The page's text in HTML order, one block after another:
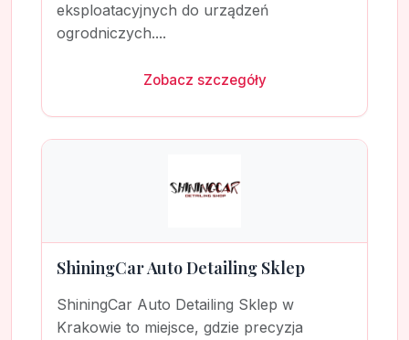
eksploatacyjnych do urządzeń
ogrodniczych....
Zobacz szczegóły
ShiningCar Auto Detailing Sklep
ShiningCar Auto Detailing Sklep w
Krakowie to miejsce, gdzie precyzja